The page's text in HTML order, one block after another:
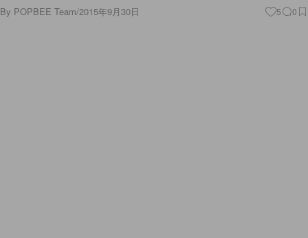
By POPBEE Team/2015年9月30日 5 0